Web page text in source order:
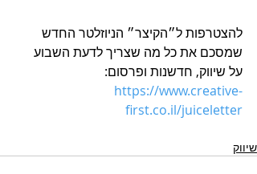
להצטרפות ל״הקיצר״ הניוזלטר החדש
שמסכם את כל מה שצריך לדעת השבוע
על שיווק, חדשנות ופרסום:
https://www.creative-
first.co.il/juiceletter
שיווק